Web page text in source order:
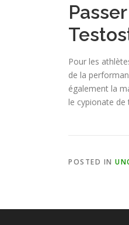
Pour les
de la
également la
le cypionate
POSTED IN